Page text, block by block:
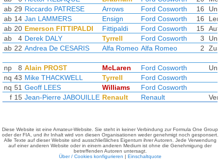
ab 29 Riccardo PATRESE Arrows Ford Cosworth 16
ab 14 Jan LAMMERS Ensign Ford Cosworth 16
ab 20 Emerson FITTIPALDI Fittipaldi Ford Cosworth 15
ab
4 Derek DALY Tyrrell Ford Cosworth 3
ab 22 Andrea De CESARIS Alfa Romeo Alfa Romeo 2
np 8 Alain PROST McLaren Ford Cosworth
nq 43 Mike THACKWELL Tyrrell
Ford Cosworth
nq 51 Geoff LEES Williams
Ford Cosworth
f 15 Jean-Pierre JABOUILLE Renault Renault
Diese Website ist eine Amateur-Website. Sie steht in keiner Verbindung zur Formula One Group
oder der FIA, und ihr Inhalt wird von diesen Organisationen weder genehmigt noch gesponsert.
Alle Texte auf dieser Website sind ausschließliches Eigentum ihrer Autoren. Jede Verwendung
auf einer anderen Website oder in einem anderen Medium ist ohne die Genehmigung der
betreffenden Autoren untersagt.
Über / Cookies konfigurieren | Einschaltquote